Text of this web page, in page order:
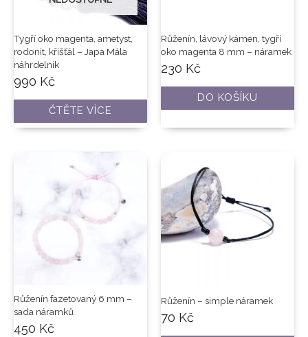
Tygří oko magenta, ametyst,
rodonit, křišťál – Japa Mála
náhrdelník
990 Kč
ČTĚTE VÍCE
Růženín, lávový kámen, tygří
oko magenta 8 mm – náramek
230 Kč
DO KOŠÍKU
Růženín fazetovaný 6 mm –
sada náramků
450 Kč
Růženín – simple náramek
70 Kč